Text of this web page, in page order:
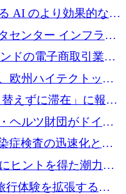
の資金調達額は
AI のより効果的な使
万ポンドを確保
センター インフラス
張に 5,000 万ドルを
ドの電子商取引業務
築するために 200
欧州ハイテクトップ
えずに滞在」に報酬
ヘルツ財団がドイツ
るために2,000万ユー
を立ち上げる
症検査の迅速化と抗
500 万ポンドを寄付
ヒントを得た潮力発
て 430 万ポンドを調
行体験を拡張するた